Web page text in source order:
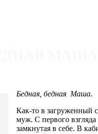
Бедная, бедная Маша.
Как-то в загруженный
муж. С первого
замкнутая в себе. В